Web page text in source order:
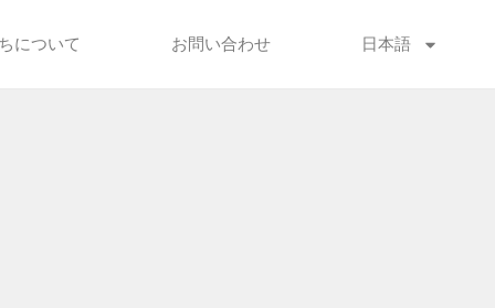
について お問い合わせ 日本語